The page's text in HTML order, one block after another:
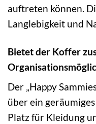
auftreten können.
Langlebigkeit und
Bietet der Koffer
Der „Happy
über ein
Platz für Kleidung